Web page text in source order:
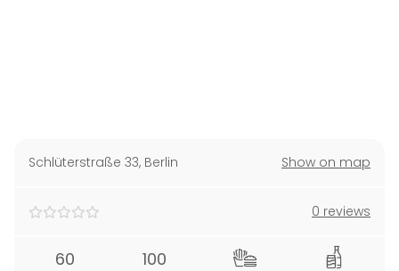
Schlüterstraße 33, Berlin Show on map
0 reviews
60 100